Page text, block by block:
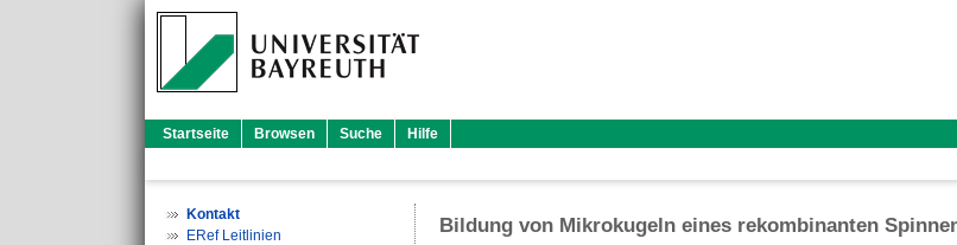
Startseite Browsen Suche Hilfe
Kontakt
ERef Leitlinien
Bildung von Mikrokugeln eines rekombinanten